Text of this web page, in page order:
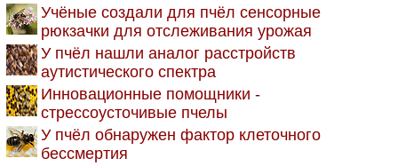
Учёные создали для пчёл сенсорные
рюкзачки для отслеживания урожая
У пчёл нашли аналог расстройств
аутистического спектра
Инновационные помощники -
стрессоусточивые пчелы
У пчёл обнаружен фактор клеточного
бессмертия